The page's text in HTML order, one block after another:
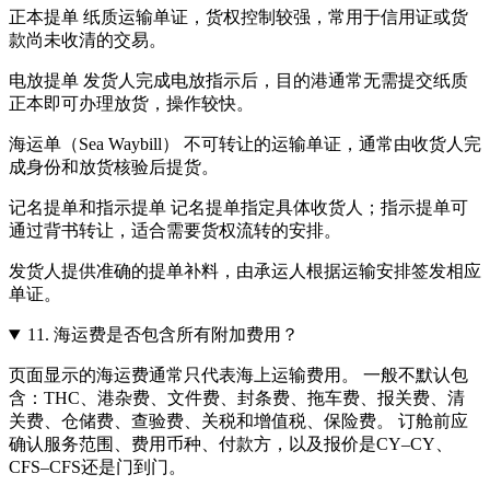
正本提单 纸质运输单证，货权控制较强，常用于信用证或货
款尚未收清的交易。
电放提单 发货人完成电放指示后，目的港通常无需提交纸质
正本即可办理放货，操作较快。
海运单（Sea Waybill） 不可转让的运输单证，通常由收货人完
成身份和放货核验后提货。
记名提单和指示提单 记名提单指定具体收货人；指示提单可
通过背书转让，适合需要货权流转的安排。
发货人提供准确的提单补料，由承运人根据运输安排签发相应
单证。
11. 海运费是否包含所有附加费用？
页面显示的海运费通常只代表海上运输费用。 一般不默认包
含：THC、港杂费、文件费、封条费、拖车费、报关费、清
关费、仓储费、查验费、关税和增值税、保险费。 订舱前应
确认服务范围、费用币种、付款方，以及报价是CY–CY、
CFS–CFS还是门到门。